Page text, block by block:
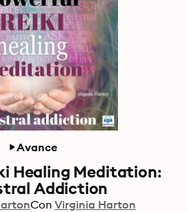
Avance
Healing Meditation:
Addiction
Con Virginia Harton